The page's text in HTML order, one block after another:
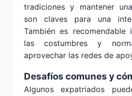
tradiciones y mantener
son claves para una
También es recomendable
las costumbres y
aprovechar las redes de
Desafíos comunes y
Algunos expatriados